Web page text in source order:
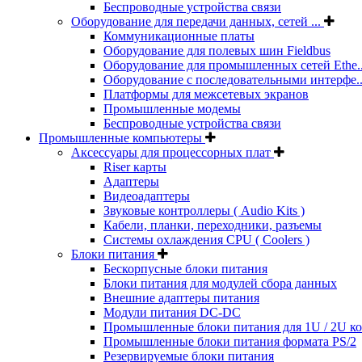
Беспроводные устройства связи
Оборудование для передачи данных, сетей ...
Коммуникационные платы
Оборудование для полевых шин Fieldbus
Оборудование для промышленных сетей
Оборудование с последовательными
Платформы для межсетевых экранов
Промышленные модемы
Беспроводные устройства связи
Промышленные компьютеры
Аксессуары для процессорных плат
Riser карты
Адаптеры
Видеоадаптеры
Звуковые контроллеры ( Audio Kits )
Кабели, планки, переходники, разъемы
Системы охлаждения CPU ( Coolers )
Блоки питания
Бескорпусные блоки питания
Блоки питания для модулей сбора данных
Внешние адаптеры питания
Модули питания DC-DC
Промышленные блоки питания для 1U / 2U
Промышленные блоки питания формата PS/2
Резервируемые блоки питания